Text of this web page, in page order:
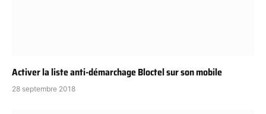
Activer la liste anti-démarchage Bloctel sur son mobile
28 septembre 2018